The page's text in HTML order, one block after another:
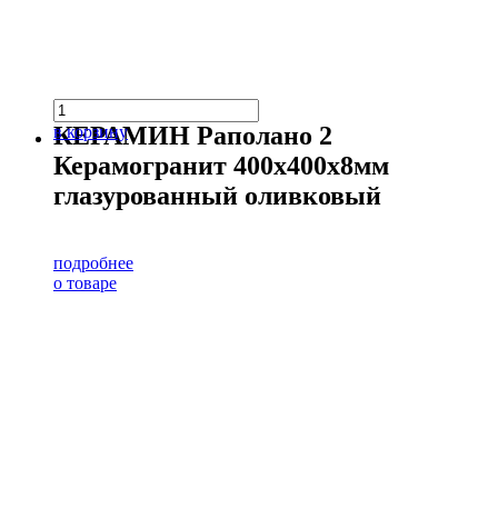
в корзину
КЕРАМИН Раполано 2
Керамогранит 400х400х8мм
глазурованный оливковый
подробнее
о товаре